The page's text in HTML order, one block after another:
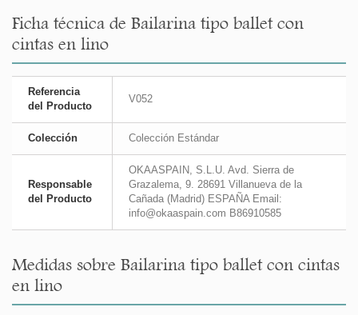
Ficha técnica de Bailarina tipo ballet con
cintas en lino
Referencia
del Producto
V052
Colección Colección Estándar
Responsable
del Producto
OKAASPAIN, S.L.U. Avd. Sierra de
Grazalema, 9. 28691 Villanueva de la
Cañada (Madrid) ESPAÑA Email:
info@okaaspain.com B86910585
Medidas sobre Bailarina tipo ballet con cintas
en lino